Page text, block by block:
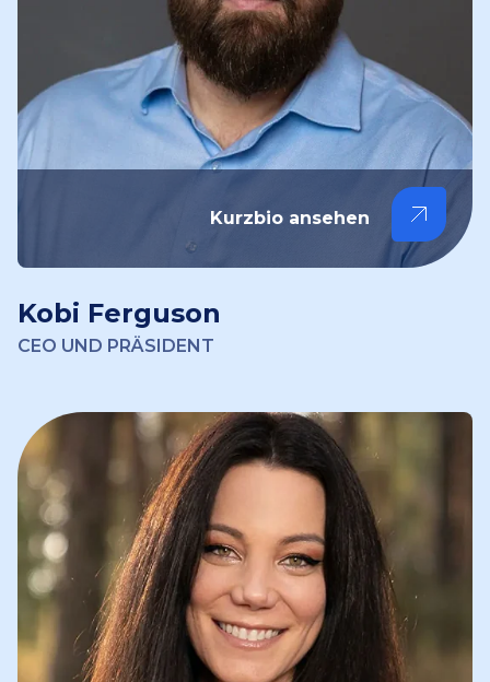
Kurzbio ansehen
Kobi Ferguson
CEO UND PRÄSIDENT